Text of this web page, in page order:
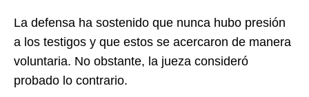
La defensa ha sostenido que nunca hubo presión
a los testigos y que estos se acercaron de manera
voluntaria. No obstante, la jueza consideró
probado lo contrario.